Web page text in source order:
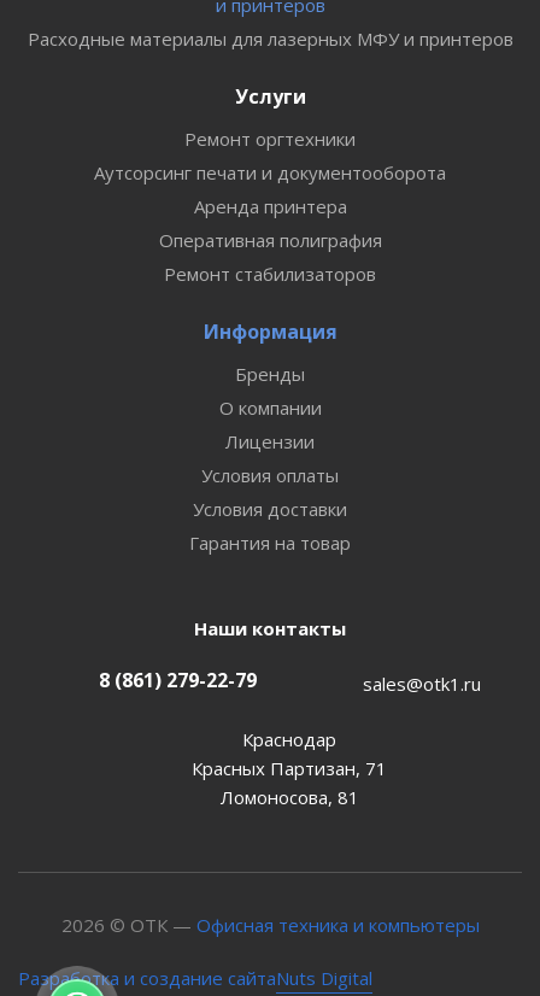
и принтеров
Расходные материалы для лазерных МФУ и принтеров
Услуги
Ремонт оргтехники
Аутсорсинг печати и документооборота
Аренда принтера
Оперативная полиграфия
Ремонт стабилизаторов
Информация
Бренды
О компании
Лицензии
Условия оплаты
Условия доставки
Гарантия на товар
Наши контакты
8 (861) 279-22-79 sales@otk1.ru
Краснодар
Красных Партизан, 71
Ломоносова, 81
2026 © ОТК — Офисная техника и компьютеры
Разработка и создание сайтаNuts Digital